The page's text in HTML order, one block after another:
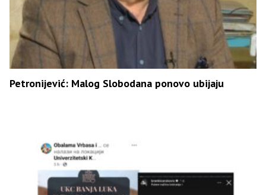
Petronijević: Malog Slobodana ponovo ubijaju